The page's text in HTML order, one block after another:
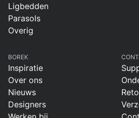
Ligbedden
Parasols
Overig
BOREK
Inspiratie
Over ons
Nieuws
Designers